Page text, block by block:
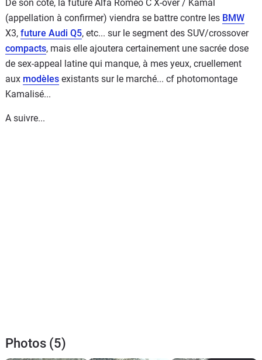
De son côté, la future Alfa Romeo C X-over / Kamal
(appellation à confirmer) viendra se battre contre les BMW
X3, future Audi Q5, etc... sur le segment des SUV/crossover
compacts, mais elle ajoutera certainement une sacrée dose
de sex-appeal latine qui manque, à mes yeux, cruellement
aux modèles existants sur le marché... cf photomontage
Kamalisé...
A suivre...
Photos (5)